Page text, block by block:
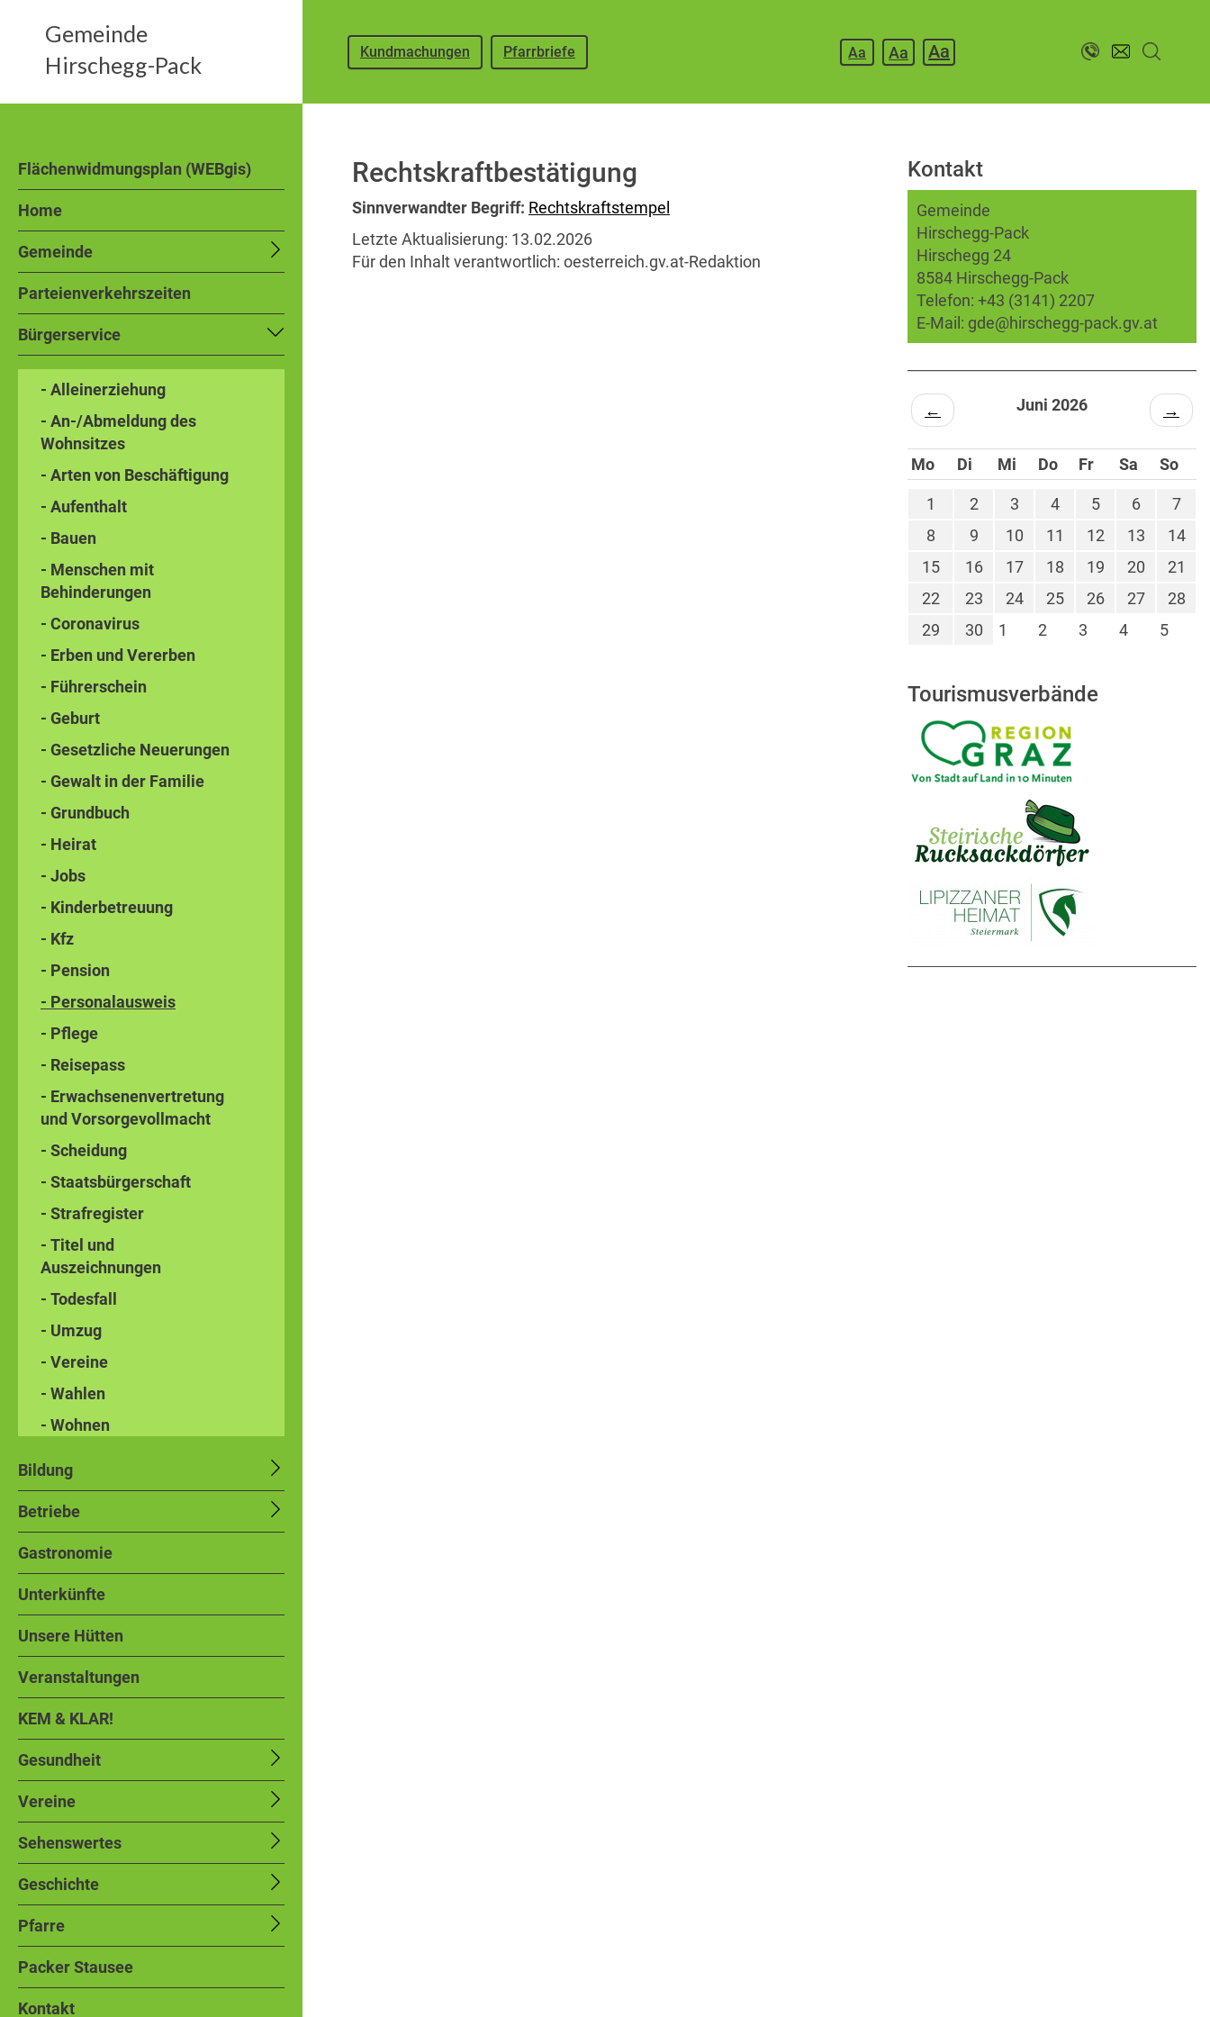
Kundmachungen Pfarrbriefe Aa Aa Aa
Gemeinde
Hirschegg-Pack
Flächenwidmungsplan (WEBgis)
Home
Gemeinde
Parteienverkehrszeiten
Bürgerservice
- Alleinerziehung
- An-/Abmeldung des
Wohnsitzes
- Arten von Beschäftigung
- Aufenthalt
- Bauen
- Menschen mit
Behinderungen
- Coronavirus
- Erben und Vererben
- Führerschein
- Geburt
- Gesetzliche Neuerungen
- Gewalt in der Familie
- Grundbuch
- Heirat
- Jobs
- Kinderbetreuung
- Kfz
- Pension
- Personalausweis
- Pflege
- Reisepass
- Erwachsenenvertretung
und Vorsorgevollmacht
- Scheidung
- Staatsbürgerschaft
- Strafregister
- Titel und
Auszeichnungen
- Todesfall
- Umzug
- Vereine
- Wahlen
- Wohnen
Bildung
Betriebe
Gastronomie
Unterkünfte
Unsere Hütten
Veranstaltungen
KEM & KLAR!
Gesundheit
Vereine
Sehenswertes
Geschichte
Pfarre
Packer Stausee
Kontakt
Rechtskraftbestätigung
Sinnverwandter Begriff: Rechtskraftstempel
Letzte Aktualisierung: 13.02.2026
Für den Inhalt verantwortlich: oesterreich.gv.at-Redaktion
Kontakt
Gemeinde
Hirschegg-Pack
Hirschegg 24
8584 Hirschegg-Pack
Telefon: +43 (3141) 2207
E-Mail: gde@hirschegg-pack.gv.at
← Juni 2026 →
Mo Di Mi Do Fr Sa So
1 2 3 4 5 6
7
8
9 10 11 12 13
14
15
16 17 18 19 20
21
22
23 24 25 26 27
28
29
30 1 2 3 4 5
Tourismusverbände